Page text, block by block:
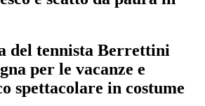
del tennista Berrettini
per le vacanze e
spettacolare in costume